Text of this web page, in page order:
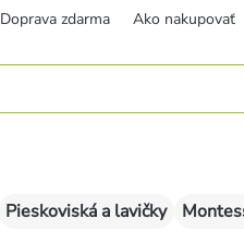
Doprava zdarma Ako nakupovať
Pieskoviská a lavičky